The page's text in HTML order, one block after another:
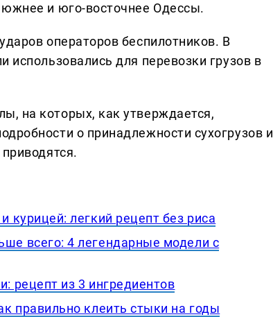
южнее и юго-восточнее Одессы.
операторов беспилотников. В
использовались для перевозки грузов в
на которых, как утверждается,
о принадлежности сухогрузов и
курицей: легкий рецепт без риса
всего: 4 легендарные модели с
рецепт из 3 ингредиентов
правильно клеить стыки на годы